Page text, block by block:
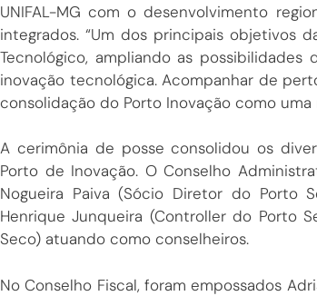
UNIFAL-MG com o desenvolvimento
integrados. “Um dos principais objetivos
Tecnológico, ampliando as
inovação tecnológica. Acompanhar de
consolidação do Porto Inovação como uma
A cerimônia de posse consolidou os
Porto de Inovação. O Conselho
Nogueira Paiva (Sócio Diretor do Porto
Henrique Junqueira (Controller do Porto
Seco) atuando como conselheiros.
No Conselho Fiscal, foram empossados